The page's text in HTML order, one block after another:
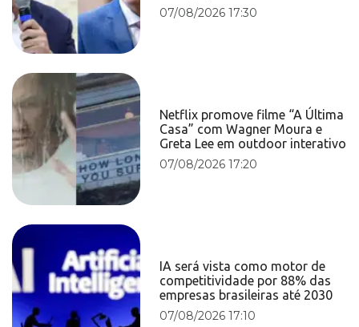
07/08/2026 17:30
Netflix promove filme “A Última
Casa” com Wagner Moura e
Greta Lee em outdoor interativo
07/08/2026 17:20
IA será vista como motor de
competitividade por 88% das
empresas brasileiras até 2030
07/08/2026 17:10